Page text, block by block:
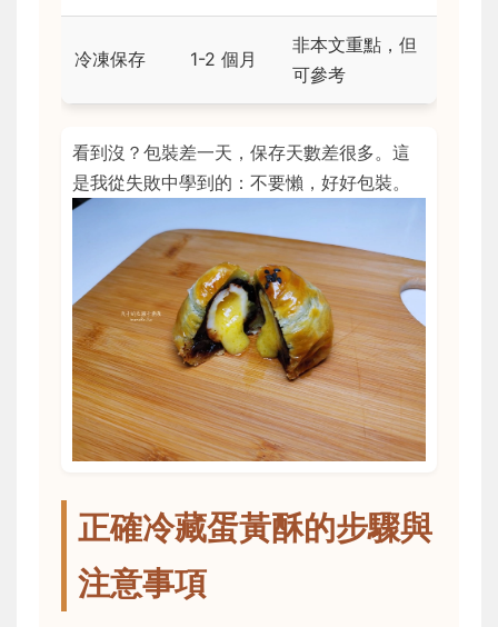
冷凍保存 1-2 個月
非本文重點，但
可參考
看到沒？包裝差一天，保存天數差很多。這
是我從失敗中學到的：不要懶，好好包裝。
正確冷藏蛋黃酥的步驟與
注意事項